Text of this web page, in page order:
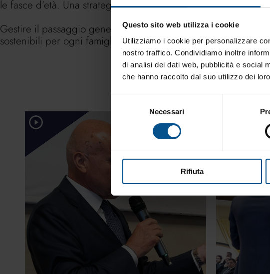
Questo sito web utilizza i cookie
Utilizziamo i cookie per personalizzare
nostro traffico. Condividiamo inoltre
di analisi dei dati web, pubblicità e social
che hanno raccolto dal suo utilizzo dei
Necessari
Rifiuta
le fasce d’età. Una strategia che tutela sia i clienti sia il
Gestire il passaggio generazionale significa programmare,
sostenibili per ogni famiglia.
Finance